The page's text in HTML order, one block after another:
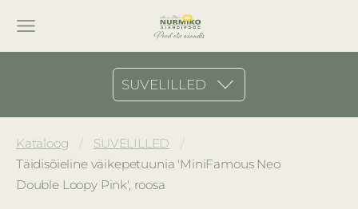
SUVELILLED
Kataloog
SUVELILLED
Täidisõieline väikepetuunia 'MiniFamous Neo
Double Loopy Pink', roosa